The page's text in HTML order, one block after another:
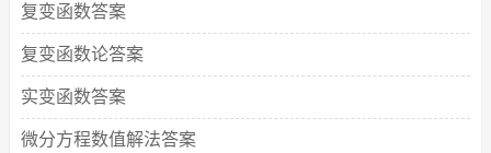
复变函数答案
复变函数论答案
实变函数答案
微分方程数值解法答案